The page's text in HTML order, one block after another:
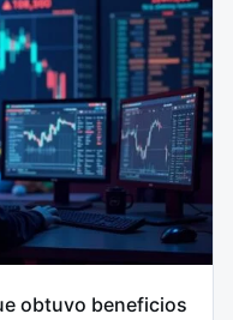
obtuvo beneficios